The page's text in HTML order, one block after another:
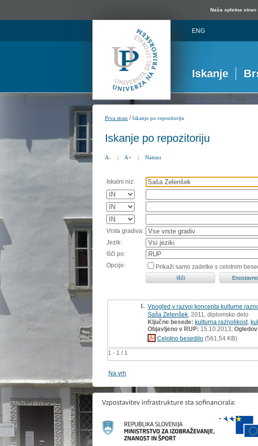
Naša spletna stran
ENG
Iskanje
Prva stran /Iskanje po repozitoriju
Iskanje po repozitoriju
A- | A+ | Natisni
Iskalni niz:
Vrsta gradiva:
Jezik:
Išči po:
Opcije:
Prikaži samo zadetke s celotnim
1 - 1 / 1
1. Vpogled v razvoj koncepta kulturne
Saša Zelenšek , 2011, diplomsko delo
Ključne besede: kulturna raznolikost,
Objavljeno v RUP: 15.10.2013;
Celotno besedilo (561,54 KB)
Na vrh